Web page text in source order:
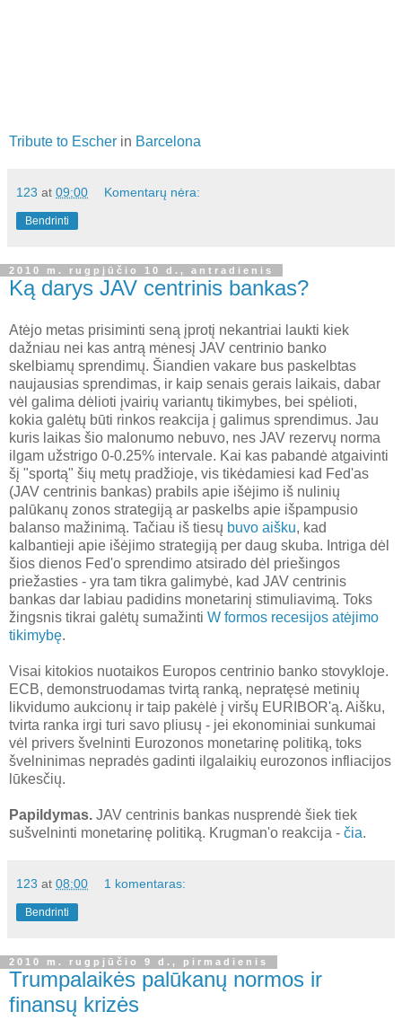
Tribute to Escher in Barcelona
123 at 09:00 Komentarų nėra:
Bendrinti
2010 m. rugpjūčio 10 d., antradienis
Ką darys JAV centrinis bankas?
Atėjo metas prisiminti seną įprotį nekantriai laukti kiek
dažniau nei kas antrą mėnesį JAV centrinio banko
skelbiamų sprendimų. Šiandien vakare bus paskelbtas
naujausias sprendimas, ir kaip senais gerais laikais, dabar
vėl galima dėlioti įvairių variantų tikimybes, bei spėlioti,
kokia galėtų būti rinkos reakcija į galimus sprendimus. Jau
kuris laikas šio malonumo nebuvo, nes JAV rezervų norma
ilgam užstrigo 0-0.25% intervale. Kai kas pabandė atgaivinti
šį "sportą" šių metų pradžioje, vis tikėdamiesi kad Fed'as
(JAV centrinis bankas) prabils apie išėjimo iš nulinių
palūkanų zonos strategiją ar paskelbs apie išpampusio
balanso mažinimą. Tačiau iš tiesų buvo aišku, kad
kalbantieji apie išėjimo strategiją per daug skuba. Intriga dėl
šios dienos Fed'o sprendimo atsirado dėl priešingos
priežasties - yra tam tikra galimybė, kad JAV centrinis
bankas dar labiau padidins monetarinį stimuliavimą. Toks
žingsnis tikrai galėtų sumažinti W formos recesijos atėjimo
tikimybę.
Visai kitokios nuotaikos Europos centrinio banko stovykloje.
ECB, demonstruodamas tvirtą ranką, nepratęsė metinių
likvidumo aukcionų ir taip pakėlė į viršų EURIBOR'ą. Aišku,
tvirta ranka irgi turi savo pliusų - jei ekonominiai sunkumai
vėl privers švelninti Eurozonos monetarinę politiką, toks
švelninimas nepradės gadinti ilgalaikių eurozonos infliacijos
lūkesčių.
Papildymas. JAV centrinis bankas nusprendė šiek tiek
sušvelninti monetarinę politiką. Krugman'o reakcija - čia.
123 at 08:00 1 komentaras:
Bendrinti
2010 m. rugpjūčio 9 d., pirmadienis
Trumpalaikės palūkanų normos ir
finansų krizės